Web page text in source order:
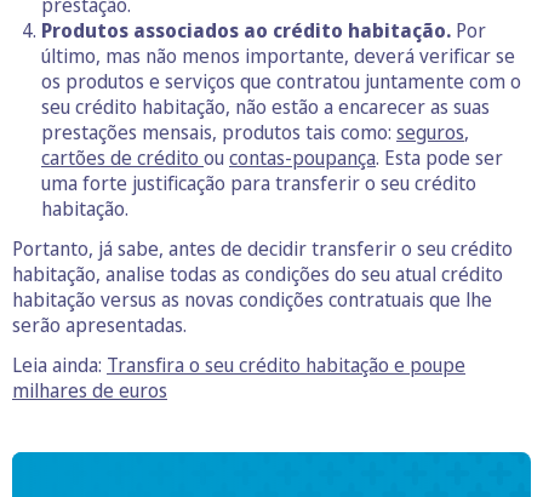
Produtos associados ao crédito habitação. Por
último, mas não menos importante, deverá verificar se
os produtos e serviços que contratou juntamente com o
seu crédito habitação, não estão a encarecer as suas
prestações mensais, produtos tais como: seguros,
cartões de crédito ou contas-poupança. Esta pode ser
uma forte justificação para transferir o seu crédito
habitação.
Portanto, já sabe, antes de decidir transferir o seu crédito
habitação, analise todas as condições do seu atual crédito
habitação versus as novas condições contratuais que lhe
serão apresentadas.
Leia ainda: Transfira o seu crédito habitação e poupe
milhares de euros